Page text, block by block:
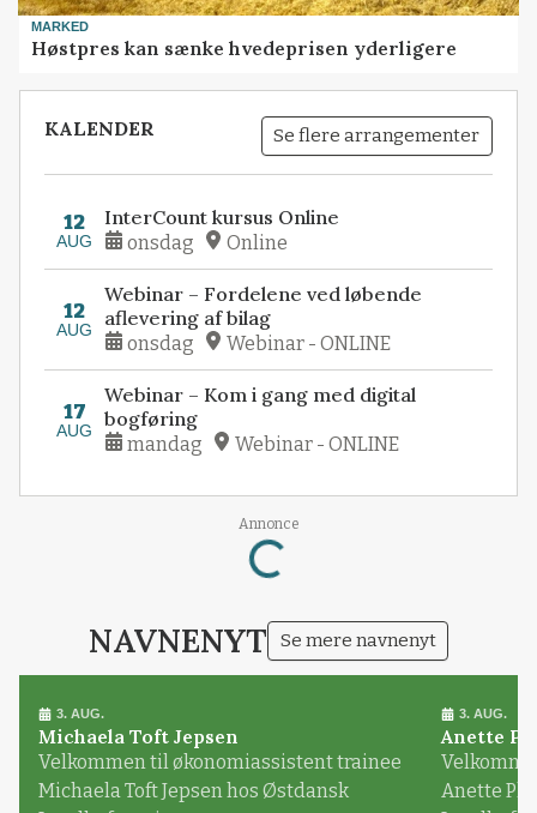
MARKED
Høstpres kan sænke hvedeprisen yderligere
KALENDER Se flere arrangementer
12
AUG
InterCount kursus Online
onsdag Online
12
AUG
Webinar – Fordelene ved løbende
aflevering af bilag
onsdag Webinar - ONLINE
17
AUG
Webinar – Kom i gang med digital
bogføring
mandag Webinar - ONLINE
Annonce
Loading...
NAVNENYT Se mere navnenyt
3. AUG.
Michaela Toft Jepsen
Velkommen til økonomiassistent trainee
Michaela Toft Jepsen hos Østdansk
3. AUG.
Anette
Anette